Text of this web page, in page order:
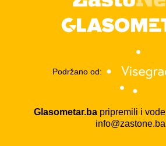
Podržano od:
Glasometar.ba pripremili i vode
info@zastone.ba